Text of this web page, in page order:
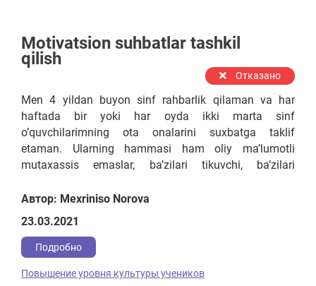
Motivatsion suhbatlar tashkil
qilish
Отказано
Men 4 yildan buyon sinf rahbarlik qilaman va har
haftada bir yoki har oyda ikki marta sinf
o’quvchilarimning ota onalarini suxbatga taklif
etaman. Ularning hammasi ham oliy ma’lumotli
mutaxassis emaslar, ba’zilari tikuvchi, ba’zilari
tajribalar o’quvchilarimda tanlagan kasblari uchun
yanada kuchli harakat qilishlariga turtki bo’lmoqda.
Masalan, kasb tanlashning asosiy omili maosh yoki
olinadigan foydaning qiymatida emas, balki o’sha
kasbni qanchalik sevib, mehr berib egallashdan iborat
ekanligini o’quvchilar to’liq anglab yetishdi.
Автор: Mexriniso Norova
23.03.2021
Подробно
Повышение уровня культуры учеников